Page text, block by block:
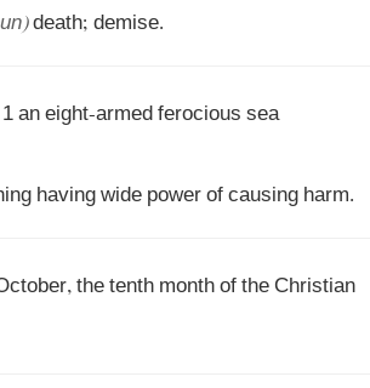
death; demise.
an eight-armed ferocious sea
having wide power of causing harm.
the tenth month of the Christian